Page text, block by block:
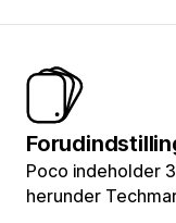
Poco indeholder
herunder